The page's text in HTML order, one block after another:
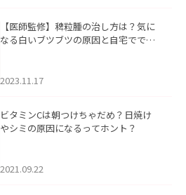
【医師監修】稗粒腫の治し方は？気に
なる白いブツブツの原因と自宅ででき
2023.11.17
ビタミンCは朝つけちゃだめ？日焼け
やシミの原因になるってホント？
2021.09.22